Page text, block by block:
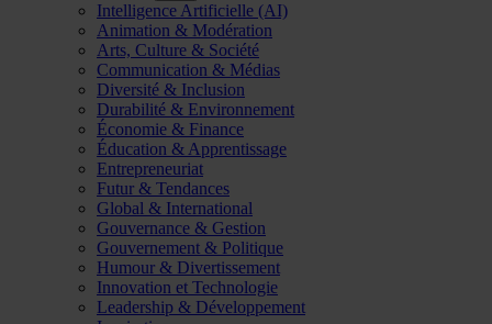
Intelligence Artificielle (AI)
Animation & Modération
Arts, Culture & Société
Communication & Médias
Diversité & Inclusion
Durabilité & Environnement
Économie & Finance
Éducation & Apprentissage
Entrepreneuriat
Futur & Tendances
Global & International
Gouvernance & Gestion
Gouvernement & Politique
Humour & Divertissement
Innovation et Technologie
Leadership & Développement